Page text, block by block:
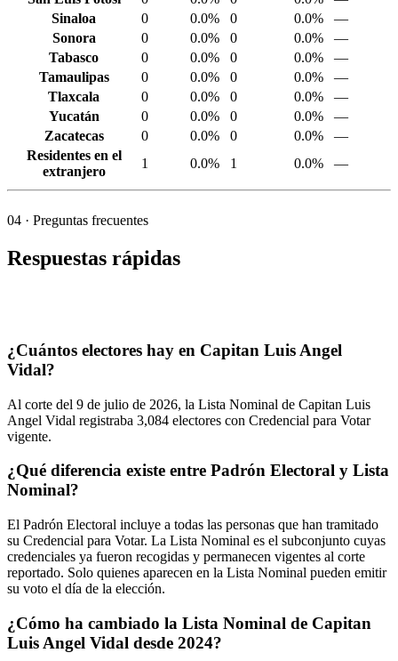
Sinaloa
0 0.0% 0 0.0%
—
Sonora
0 0.0% 0 0.0%
—
Tabasco
0 0.0% 0 0.0%
—
Tamaulipas
0 0.0% 0 0.0%
—
Tlaxcala
0 0.0% 0 0.0%
—
Yucatán
0 0.0% 0 0.0%
—
Zacatecas
0 0.0% 0 0.0%
—
Residentes en el
extranjero
1 0.0% 1 0.0% —
04 · Preguntas frecuentes
Respuestas rápidas
¿Cuántos electores hay en Capitan Luis Angel
Vidal?
Al corte del 9 de julio de 2026, la Lista Nominal de Capitan Luis
Angel Vidal registraba 3,084 electores con Credencial para Votar
vigente.
¿Qué diferencia existe entre Padrón Electoral y Lista
Nominal?
El Padrón Electoral incluye a todas las personas que han tramitado
su Credencial para Votar. La Lista Nominal es el subconjunto cuyas
credenciales ya fueron recogidas y permanecen vigentes al corte
reportado. Solo quienes aparecen en la Lista Nominal pueden emitir
su voto el día de la elección.
¿Cómo ha cambiado la Lista Nominal de Capitan
Luis Angel Vidal desde 2024?